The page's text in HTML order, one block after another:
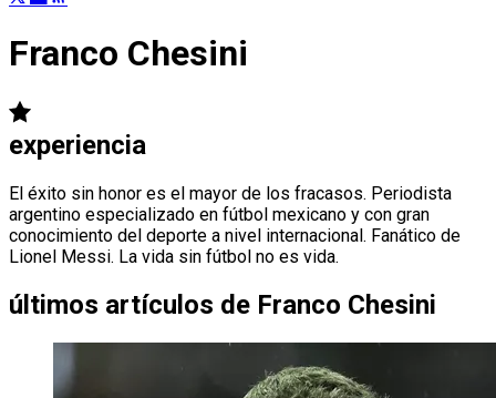
Franco Chesini
experiencia
El éxito sin honor es el mayor de los fracasos. Periodista
argentino especializado en fútbol mexicano y con gran
conocimiento del deporte a nivel internacional. Fanático de
Lionel Messi. La vida sin fútbol no es vida.
últimos artículos de Franco Chesini